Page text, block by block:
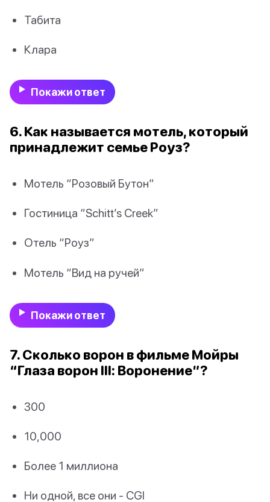
Табита
Клара
Покажи ответ
6. Как называется мотель, который
принадлежит семье Роуз?
Мотель “Розовый Бутон”
Гостиница “Schitt’s Creek”
Отель “Роуз”
Мотель “Вид на ручей”
Покажи ответ
7. Сколько ворон в фильме Мойры
“Глаза ворон III: Воронение”?
300
10,000
Более 1 миллиона
Ни одной, все они - CGI